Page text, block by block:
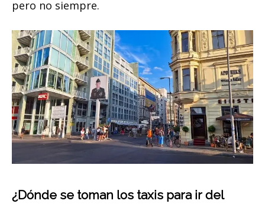
pero no siempre.
¿Dónde se toman los taxis para ir del